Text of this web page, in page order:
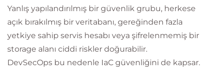
Yanlış yapılandırılmış bir güvenlik grubu, herkese
açık bırakılmış bir veritabanı, gereğinden fazla
yetkiye sahip servis hesabı veya şifrelenmemiş bir
storage alanı ciddi riskler doğurabilir.
DevSecOps bu nedenle IaC güvenliğini de kapsar.